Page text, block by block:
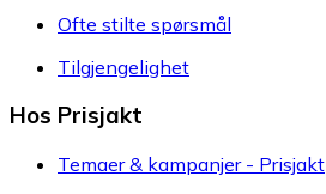
Ofte stilte spørsmål
Tilgjengelighet
Hos Prisjakt
Temaer & kampanjer - Prisjakt